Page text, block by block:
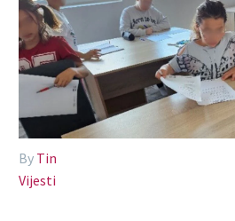
By Tin
Vijesti